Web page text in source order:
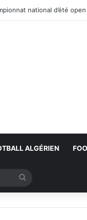
national d’été
ALGÉRIEN